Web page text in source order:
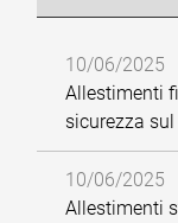
10/06/2025
Allestimenti
sicurezza
10/06/2025
Allestimenti